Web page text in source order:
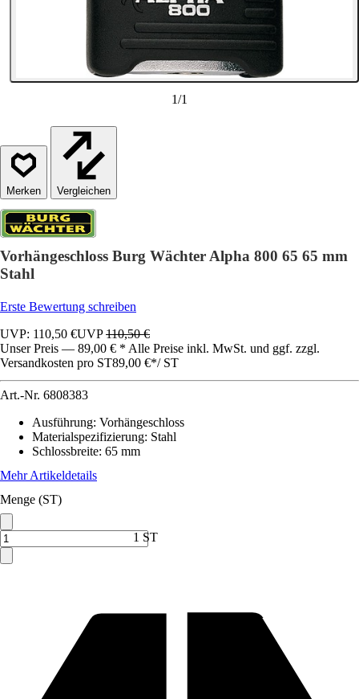
1/1
Vergleichen
Vorhängeschloss Burg Wächter Alpha 800 65 65 mm
Stahl
Erste Bewertung schreiben
UVP: 110,50 €UVP110,50 €
Unser Preis — 89,00 € * Alle Preise inkl. MwSt. und ggf. zzgl.
Versandkosten pro ST89,00 €*/ ST
Art.-Nr. 6808383
Ausführung: Vorhängeschloss
Materialspezifizierung: Stahl
Schlossbreite: 65 mm
Mehr Artikeldetails
Menge (ST)
1 ST